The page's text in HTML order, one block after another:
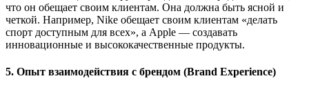
что он обещает своим клиентам. Она должна быть ясной и
четкой. Например, Nike обещает своим клиентам «делать
спорт доступным для всех», а Apple — создавать
инновационные и высококачественные продукты.
5. Опыт взаимодействия с брендом (Brand Experience)